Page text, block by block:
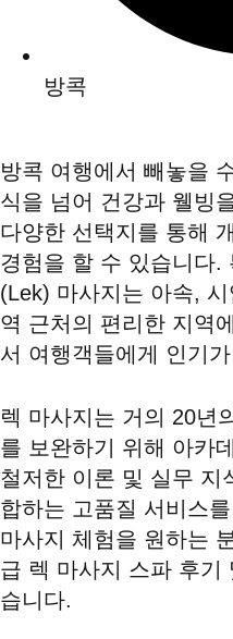
방콕
방콕 여행에서 빼놓을
식을 넘어 건강과 웰빙
다양한 선택지를 통해
경험을 할 수 있습니다.
(Lek) 마사지는 아속,
역 근처의 편리한 지역
서 여행객들에게 인기
렉 마사지는 거의 20년
를 보완하기 위해 아카
철저한 이론 및 실무 지
합하는 고품질 서비스
마사지 체험을 원하는
급 렉 마사지 스파 후기
습니다.